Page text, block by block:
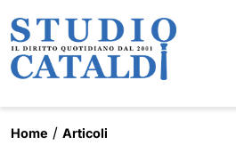
Home Articoli